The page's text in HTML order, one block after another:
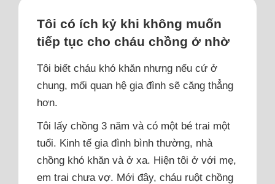
Tôi có ích kỷ khi không muốn
tiếp tục cho cháu chồng ở nhờ
Tôi biết cháu khó khăn nhưng nếu cứ ở
chung, mối quan hệ gia đình sẽ căng thẳng
hơn.
Tôi lấy chồng 3 năm và có một bé trai một
tuổi. Kinh tế gia đình bình thường, nhà
chồng khó khăn và ở xa. Hiện tôi ở với mẹ,
em trai chưa vợ. Mới đây, cháu ruột chồng